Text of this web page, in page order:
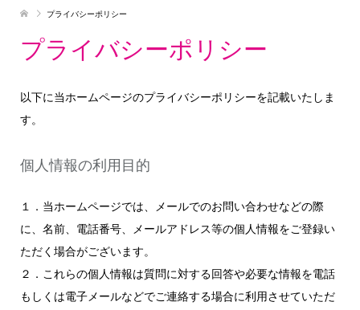
プライバシーポリシー
プライバシーポリシー
以下に当ホームページのプライバシーポリシーを記載いたしま
す。
個人情報の利用目的
１．当ホームページでは、メールでのお問い合わせなどの際
に、名前、電話番号、メールアドレス等の個人情報をご登録い
ただく場合がございます。
２．これらの個人情報は質問に対する回答や必要な情報を電話
もしくは電子メールなどでご連絡する場合に利用させていただ